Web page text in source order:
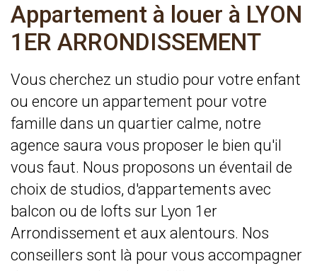
Appartement à louer à LYON
1ER ARRONDISSEMENT
Vous cherchez un studio pour votre enfant
ou encore un appartement pour votre
famille dans un quartier calme, notre
agence saura vous proposer le bien qu'il
vous faut. Nous proposons un éventail de
choix de studios, d'appartements avec
balcon ou de lofts sur Lyon 1er
Arrondissement et aux alentours. Nos
conseillers sont là pour vous accompagner